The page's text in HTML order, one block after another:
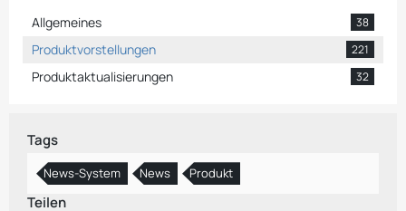
Allgemeines 38
Produktvorstellungen 221
Produktaktualisierungen 32
Tags
News-System News Produkt
Teilen